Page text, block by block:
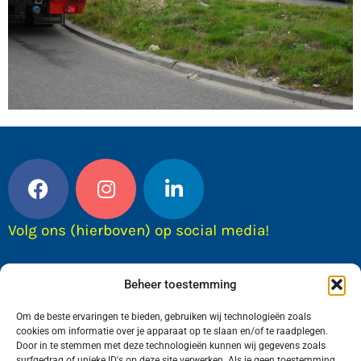
Beheer toestemming
Om de beste ervaringen te bieden, gebruiken wij technologieën zoals
cookies om informatie over je apparaat op te slaan en/of te raadplegen.
Door in te stemmen met deze technologieën kunnen wij gegevens zoals
Volg ons (hierboven) op social media!